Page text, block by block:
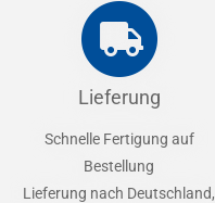
Lieferung
Schnelle Fertigung auf
Bestellung
Lieferung nach Deutschland,